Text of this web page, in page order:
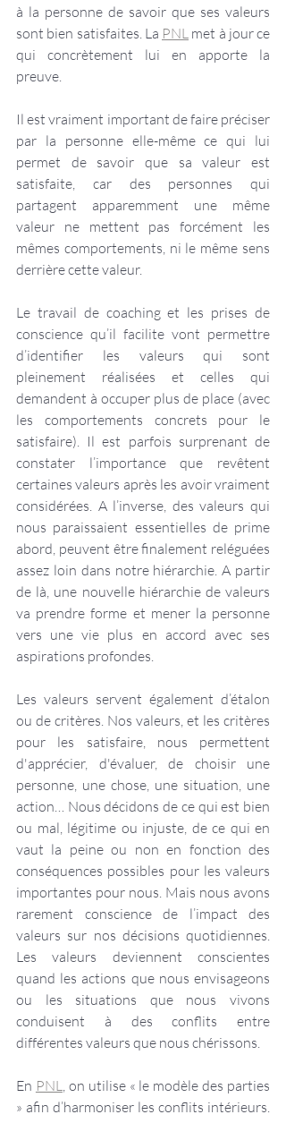
à la personne de savoir que ses valeurs
sont bien satisfaites. La PNL met à jour ce
qui concrètement lui en apporte la
preuve.
Il est vraiment important de faire préciser
par la personne elle-même ce qui lui
permet de savoir que sa valeur est
satisfaite, car des personnes qui
partagent apparemment une même
valeur ne mettent pas forcément les
mêmes comportements, ni le même sens
derrière cette valeur.
Le travail de coaching et les prises de
conscience qu’il facilite vont permettre
d’identifier les valeurs qui sont
pleinement réalisées et celles qui
demandent à occuper plus de place (avec
les comportements concrets pour le
satisfaire). Il est parfois surprenant de
constater l’importance que revêtent
certaines valeurs après les avoir vraiment
considérées. A l’inverse, des valeurs qui
nous paraissaient essentielles de prime
abord, peuvent être finalement reléguées
assez loin dans notre hiérarchie. A partir
de là, une nouvelle hiérarchie de valeurs
va prendre forme et mener la personne
vers une vie plus en accord avec ses
aspirations profondes.
Les valeurs servent également d’étalon
ou de critères. Nos valeurs, et les critères
pour les satisfaire, nous permettent
d'apprécier, d'évaluer, de choisir une
personne, une chose, une situation, une
action… Nous décidons de ce qui est bien
ou mal, légitime ou injuste, de ce qui en
vaut la peine ou non en fonction des
conséquences possibles pour les valeurs
importantes pour nous. Mais nous avons
rarement conscience de l’impact des
valeurs sur nos décisions quotidiennes.
Les valeurs deviennent conscientes
quand les actions que nous envisageons
ou les situations que nous vivons
conduisent à des conflits entre
différentes valeurs que nous chérissons.
En PNL , on utilise « le modèle des parties
» afin d’harmoniser les conflits intérieurs.